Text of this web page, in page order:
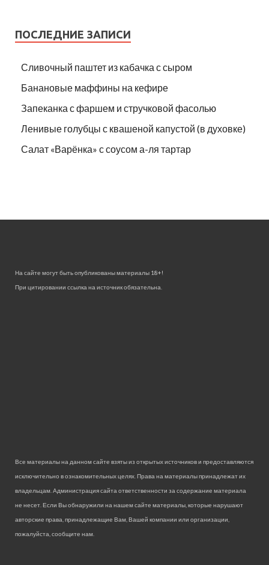
ПОСЛЕДНИЕ ЗАПИСИ
Сливочный паштет из кабачка с сыром
Банановые маффины на кефире
Запеканка с фаршем и стручковой фасолью
Ленивые голубцы с квашеной капустой (в духовке)
Салат «Варёнка» с соусом а-ля тартар
На сайте могут быть опубликованы материалы 18+!
При цитировании ссылка на источник обязательна.
Все материалы на данном сайте взяты из открытых источников и предоставляются
исключительно в ознакомительных целях. Права на материалы принадлежат их
владельцам. Администрация сайта ответственности за содержание материала
не несет. Если Вы обнаружили на нашем сайте материалы, которые нарушают
авторские права, принадлежащие Вам, Вашей компании или организации,
пожалуйста, сообщите нам.